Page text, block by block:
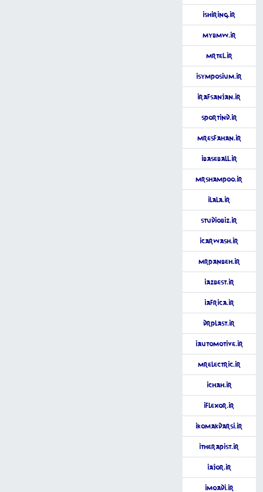
iShiring.ir
MyBMW.ir
MrTel.ir
iSymposium.ir
iRafsanjan.ir
Sportind.ir
MrEsfahan.ir
iBaseBall.ir
MrShampoo.ir
iLaLa.ir
StudioBiz.ir
iCarwash.ir
MrPanbeh.ir
iAzbest.ir
iAfrica.ir
DrPlast.ir
iAutomotive.ir
MrElectric.ir
iChah.ir
iFlexor.ir
iKomakDarsi.ir
iTherapist.ir
iAjor.ir
iMoadi.ir